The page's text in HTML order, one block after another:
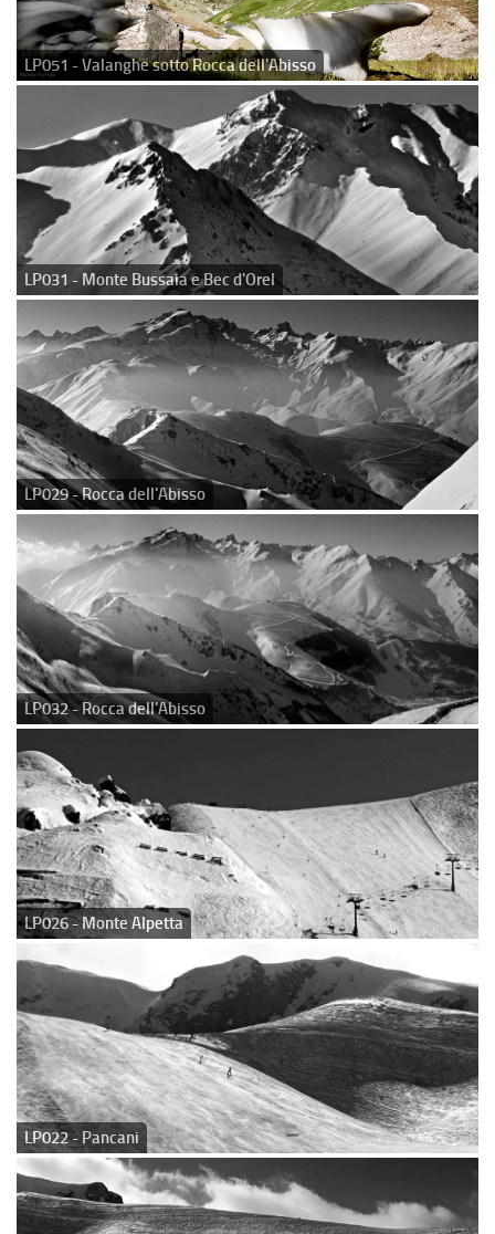
LP051 - Valanghe sotto Rocca dell'Abisso
LP031 - Monte Bussaia e Bec d'Orel
LP029 - Rocca dell'Abisso
LP032 - Rocca dell'Abisso
LP026 - Monte Alpetta
LP022 - Pancani